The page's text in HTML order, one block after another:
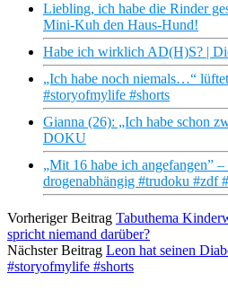
Liebling, ich habe die Rinder
Mini-Kuh den Haus-Hund!
Habe ich wirklich AD(H)S? |
„Ich habe noch niemals…“
#storyofmylife #shorts
Gianna (26): „Ich habe schon
DOKU
„Mit 16 habe ich angefangen”
drogenabhängig #trudoku #zdf
Vorheriger Beitrag Tabuthema
spricht niemand darüber?
Nächster Beitrag Leon hat seinen
#storyofmylife #shorts